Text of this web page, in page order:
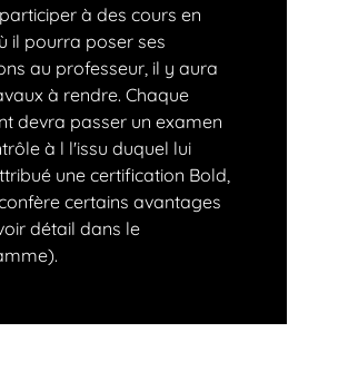
à des cours en
il pourra poser ses
au professeur, il y aura
à rendre. Chaque
devra passer un examen
à l l'issu duquel lui
une certification Bold,
certains avantages
détail dans le